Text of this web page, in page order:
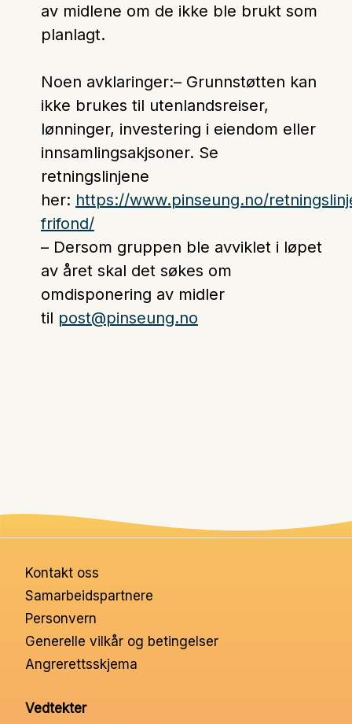
av midlene om de ikke ble brukt som
planlagt.
Noen avklaringer:– Grunnstøtten kan
ikke brukes til utenlandsreiser,
lønninger, investering i eiendom eller
innsamlingsakjsoner. Se
retningslinjene
her: https://www.pinseung.no/
frifond/
– Dersom gruppen ble avviklet i løpet
av året skal det søkes om
omdisponering av midler
til post@pinseung.no
Kontakt oss
Samarbeidspartnere
Personvern
Generelle vilkår og betingelser
Angrerettsskjema
Vedtekter